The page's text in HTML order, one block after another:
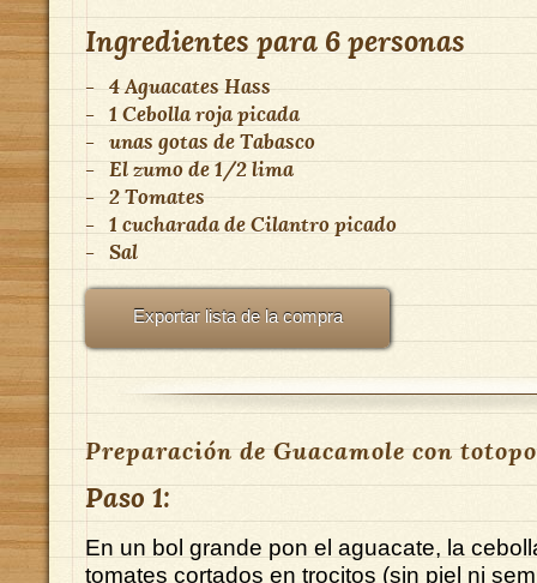
Ingredientes para 6 personas
- 4Aguacates Hass
- 1 Cebolla roja picada
- unas gotas deTabasco
- El zumo de 1/2 lima
- 2Tomates
- 1 cucharadadeCilantro picado
- Sal
Exportar lista de la compra
Preparación de Guacamole con
Paso 1:
En un bol grande pon el aguacate, la
tomates cortados en trocitos (sin piel ni